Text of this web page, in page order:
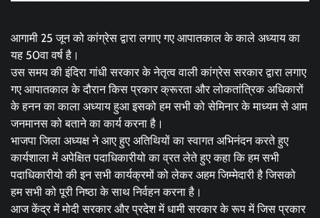
आगामी 25 जून को कांग्रेस द्वारा लगाए गए आपातकाल के काले अध्याय का
यह 50वा वर्ष है।
उस समय की इंदिरा गांधी सरकार के नेतृत्व वाली कांग्रेस सरकार द्वारा लगाए
गए आपातकाल के दौरान किस प्रकार क्रूरता और लोकतांत्रिक अधिकारों
के हनन का काला अध्याय हुआ इसको हम सभी को सेमिनार के माध्यम से आम
जनमानस को बताने का कार्य करना है।
भाजपा जिला अध्यक्ष ने आए हुए अतिथियों का स्वागत अभिनंदन करते हुए
कार्यशाला में अपेक्षित पदाधिकारीयो का व्रत लेते हुए कहा कि हम सभी
पदाधिकारीयो की इन सभी कार्यक्रमों को लेकर अहम जिम्मेदारी है जिसको
हम सभी को पूरी निष्ठा के साथ निर्वहन करना है।
आज केंद्र में मोदी सरकार और प्रदेश में धामी सरकार के रूप में जिस प्रकार